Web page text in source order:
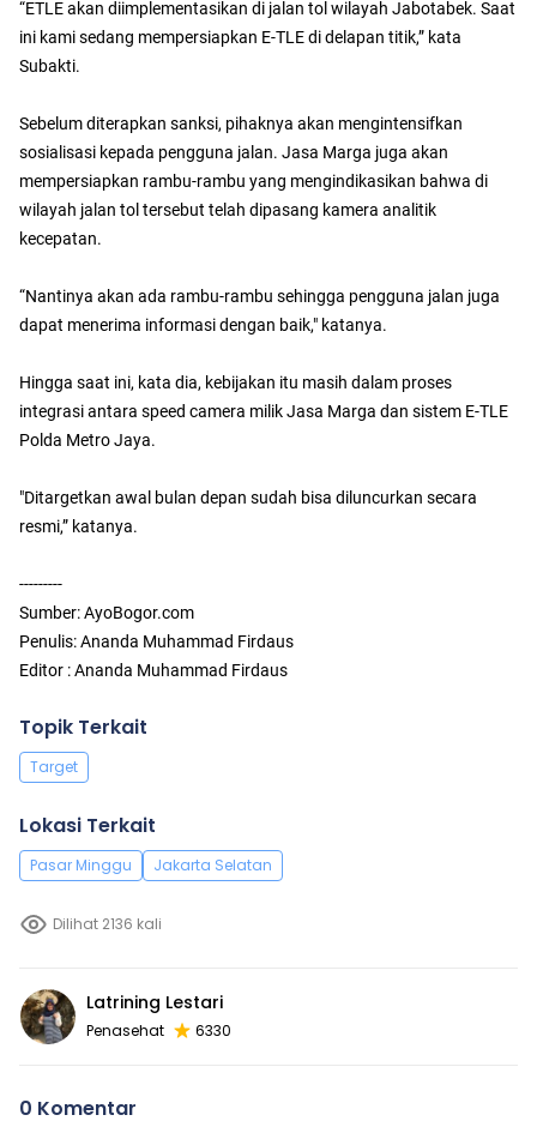
“ETLE akan diimplementasikan di jalan tol wilayah Jabotabek. Saat
ini kami sedang mempersiapkan E-TLE di delapan titik,” kata
Subakti.
Sebelum diterapkan sanksi, pihaknya akan mengintensifkan
sosialisasi kepada pengguna jalan. Jasa Marga juga akan
mempersiapkan rambu-rambu yang mengindikasikan bahwa di
wilayah jalan tol tersebut telah dipasang kamera analitik
kecepatan.
“Nantinya akan ada rambu-rambu sehingga pengguna jalan juga
dapat menerima informasi dengan baik," katanya.
Hingga saat ini, kata dia, kebijakan itu masih dalam proses
integrasi antara speed camera milik Jasa Marga dan sistem E-TLE
Polda Metro Jaya.
"Ditargetkan awal bulan depan sudah bisa diluncurkan secara
resmi,” katanya.
---------
Sumber: AyoBogor.com
Penulis: Ananda Muhammad Firdaus
Editor : Ananda Muhammad Firdaus
Topik Terkait
Target
Lokasi Terkait
Pasar Minggu Jakarta Selatan
Dilihat 2136 kali
Latrining Lestari
Penasehat 6330
0 Komentar